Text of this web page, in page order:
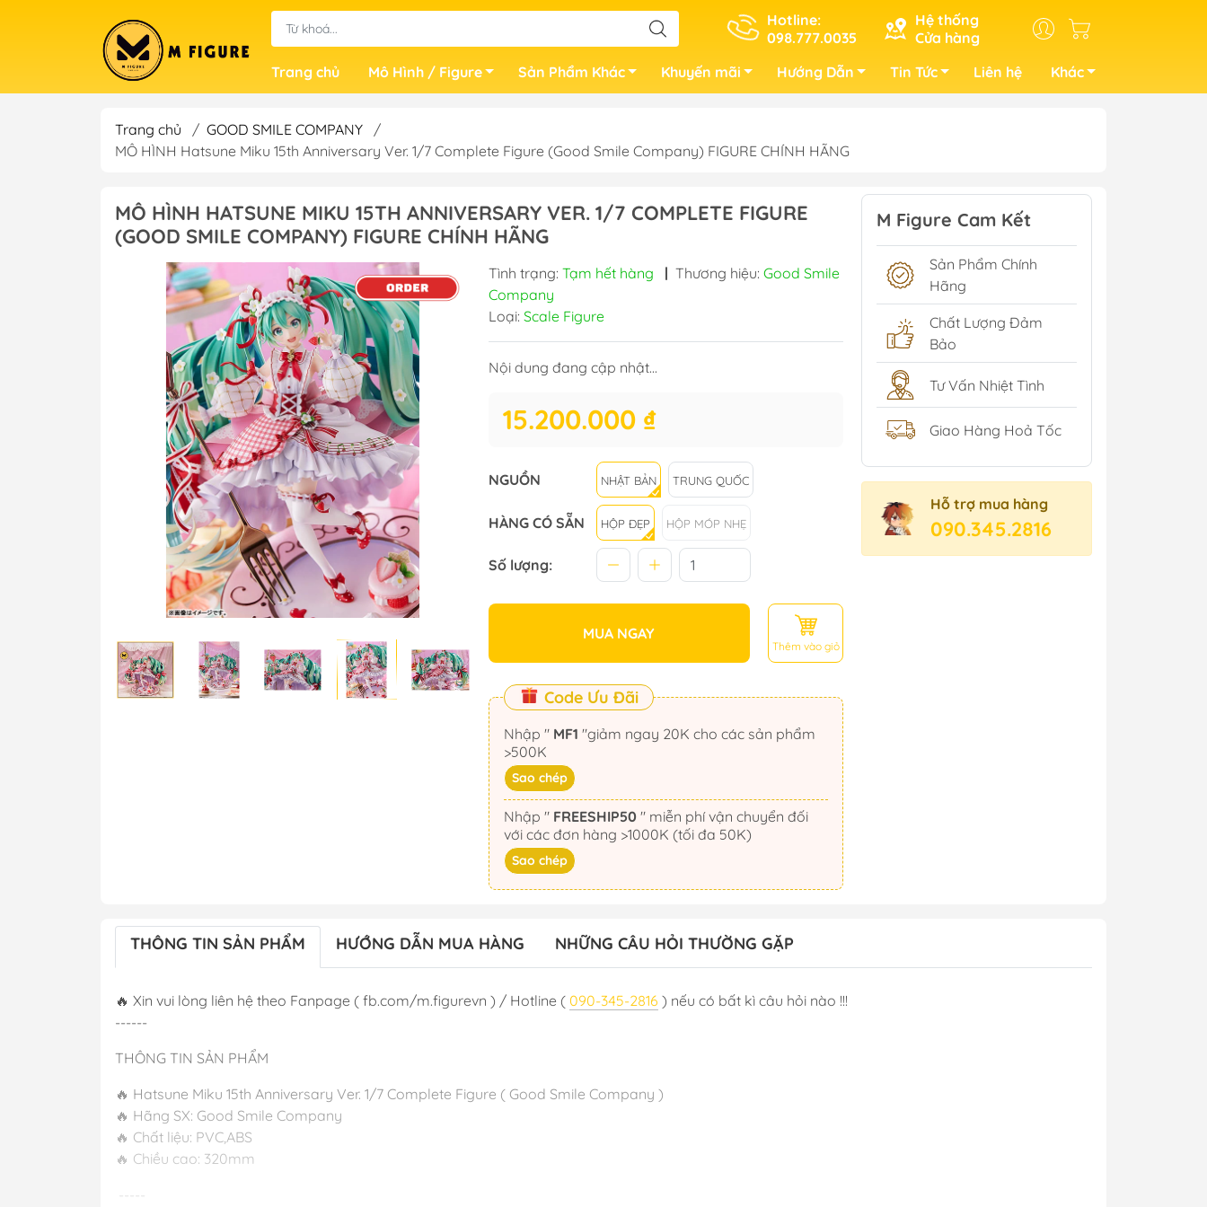
Hotline:
098.777.0035
Hệ thống
Cửa hàng
Trang chủ
Mô Hình / Figure Sản Phẩm Khác Khuyến mãi Hướng Dẫn Tin Tức Liên hệ Khác
Trang chủ / GOOD SMILE COMPANY
/
MÔ HÌNH Hatsune Miku 15th Anniversary Ver. 1/7 Complete Figure (Good Smile Company) FIGURE CHÍNH HÃNG
MÔ HÌNH HATSUNE MIKU 15TH ANNIVERSARY VER. 1/7 COMPLETE FIGURE
(GOOD SMILE COMPANY) FIGURE CHÍNH HÃNG
Tình trạng: Tạm hết hàng | Thương hiệu: Good Smile
Company
Loại: Scale Figure
Nội dung đang cập nhật...
15.200.000 ₫
NGUỒN NHẬT BẢN TRUNG QUỐC
HÀNG CÓ SẴN HỘP ĐẸP HỘP MÓP NHẸ
Số lượng:
MUA NGAY
Thêm vào giỏ
Code Ưu Đãi
Nhập " MF1
>500K
Sao chép
Nhập " FREESHIP50" miễn phí vận chuyển đối
với các đơn hàng >1000K (tối đa 50K)
Sao chép
M Figure Cam Kết
Sản Phẩm Chính
Hãng
Chất Lượng Đảm
Bảo
Tư Vấn Nhiệt Tình
Giao Hàng Hoả Tốc
Hỗ trợ mua hàng
090.345.2816
THÔNG TIN SẢN PHẨM HƯỚNG DẪN MUA HÀNG NHỮNG CÂU HỎI THƯỜNG GẶP
🔥 Xin vui lòng liên hệ theo Fanpage ( fb.com/m.figurevn ) / Hotline ( 090-345-2816 ) nếu có bất kì câu hỏi nào !!!
------
THÔNG TIN SẢN PHẨM
🔥 Hatsune Miku 15th Anniversary Ver. 1/7 Complete Figure ( Good Smile Company )
🔥 Hãng SX: Good Smile Company
🔥 Chất liệu: PVC,ABS
🔥 Chiều cao: 320mm